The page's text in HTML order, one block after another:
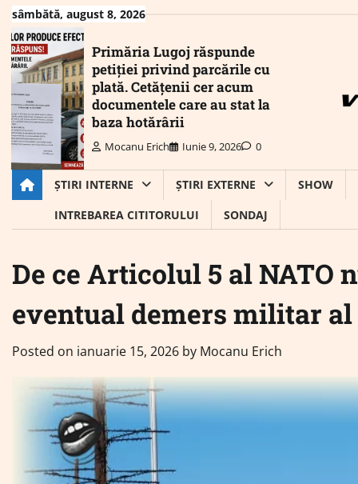
Skip
content
sâmbătă, august 8, 2026
Primăria Lugoj răspunde
petiției privind parcările cu
plată. Cetățenii cer acum
documentele care au stat la
baza hotărârii
Mocanu Erich Iunie 9, 2026 0
ȘTIRI INTERNE ȘTIRI EXTERNE
SHOW
INTREBAREA CITITORULUI
SONDAJ
De ce Articolul 5 al NATO
eventual demers militar al
Posted on ianuarie 15, 2026 by Mocanu Erich